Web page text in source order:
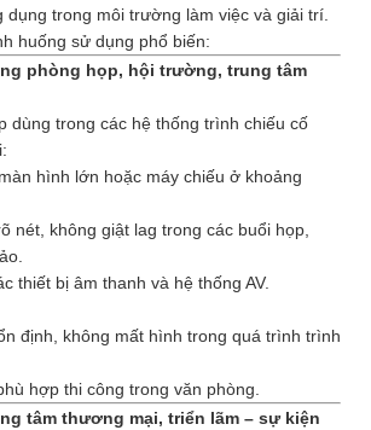
dụng trong môi trường làm việc và giải trí.
huống sử dụng phổ biến:
phòng họp, hội trường, trung tâm
dùng trong các hệ thống trình chiếu cố
hình lớn hoặc máy chiếu ở khoảng
nét, không giật lag trong các buổi họp,
thiết bị âm thanh và hệ thống AV.
định, không mất hình trong quá trình trình
hợp thi công trong văn phòng.
tâm thương mại, triển lãm – sự kiện